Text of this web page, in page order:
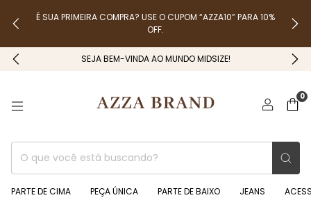
É SUA PRIMEIRA COMPRA? USE O CUPOM “AZZA10” PARA 10%
OFF.
SEJA BEM-VINDA AO MUNDO MIDSIZE!
0
PARTE DE CIMA PEÇA ÚNICA PARTE DE BAIXO JEANS